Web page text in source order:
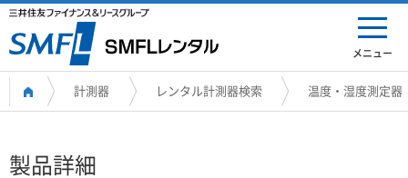
メニュー
計測器 レンタル計測器検索 温度・湿度測定器
製品詳細